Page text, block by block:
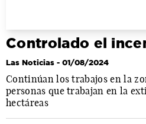
Controlado el
Las Noticias - 01/08/2024
Continúan los trabajos en la
personas que trabajan en la
hectáreas